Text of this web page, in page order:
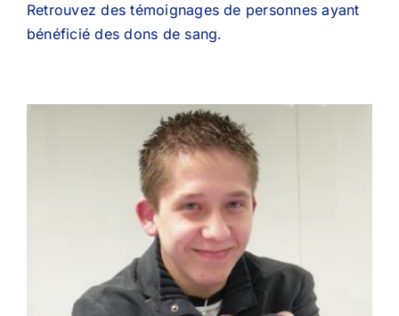
Retrouvez des témoignages de personnes ayant
bénéficié des dons de sang.
Témoignage d’un receveur :
Benoît